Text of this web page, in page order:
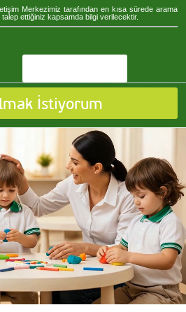
Merkezimiz tarafından en kısa sürede arama
ettiğiniz kapsamda bilgi verilecektir.